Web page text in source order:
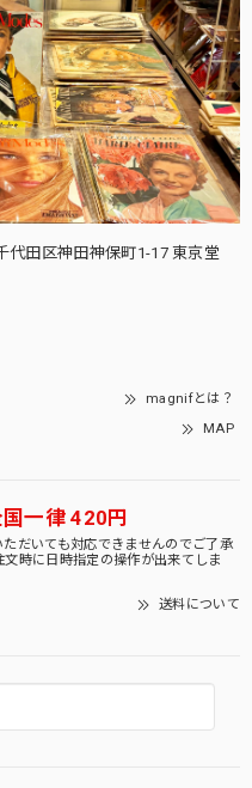
代田区神田神保町1-17 東京堂
magnifとは？
MAP
一律 420円
だいても対応できませんのでご了承
時に日時指定の操作が出来てしま
送料について